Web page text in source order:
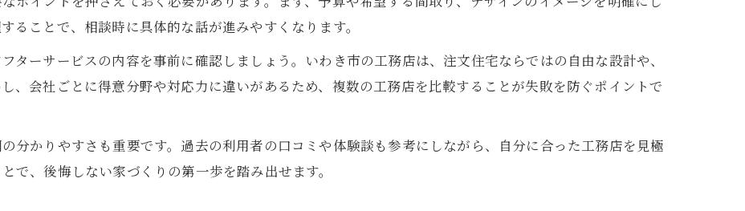
地元工務店が提供する迅速な対応力と信頼性
地域密着型工務店が選ばれる理由を解説
工務店ならではの柔軟な要望対応が魅力
長期の安心を実現する工務店のサポート体制
初めての家づくり初心者にもわかる工務店選び方
初心者が安心できる工務店選びの基本を解説
ることで、相談時に具体的な話が進みやすくなります。
ターサービスの内容を事前に確認しましょう。いわき市の工務店は、注文住宅ならではの自由な設計や、
、会社ごとに得意分野や対応力に違いがあるため、複数の工務店を比較することが失敗を防ぐポイントで
分かりやすさも重要です。過去の利用者の口コミや体験談も参考にしながら、自分に合った工務店を見極
で、後悔しない家づくりの第一歩を踏み出せます。